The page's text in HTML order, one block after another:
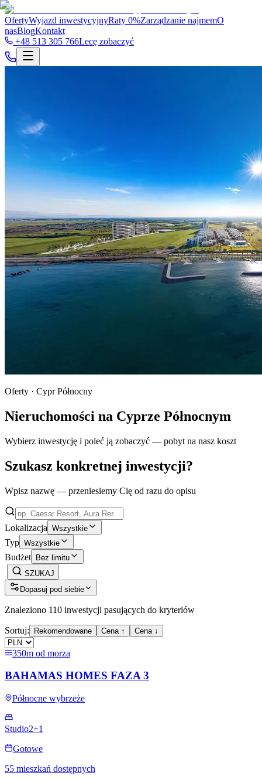
OfertyWyjazd inwestycyjnyRaty 0%Zarządzanie najmemO
nasBlogKontakt
+48 513 305 766Lecę zobaczyć
Oferty · Cypr Północny
Nieruchomości na Cyprze Północnym
Wybierz inwestycję i poleć ją zobaczyć — pobyt na nasz koszt
Szukasz konkretnej inwestycji?
Wpisz nazwę — przeniesiemy Cię od razu do opisu
Lokalizacja Wszystkie
Typ Wszystkie
Budżet Bez limitu
SZUKAJ
Dopasuj pod siebie
Znaleziono 110 inwestycji pasujących do kryteriów
Sortuj: Rekomendowane Cena ↑ Cena ↓
350m od morza
BAHAMAS HOMES FAZA 3
Północne wybrzeże
Studio2+1
Gotowe
55 mieszkań dostępnych